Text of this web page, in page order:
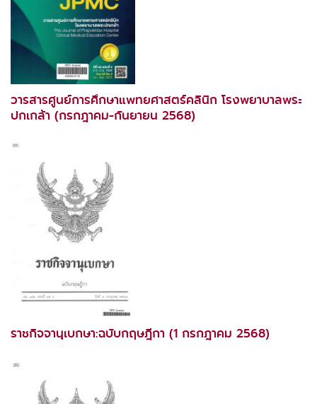
วารสารศูนย์การศึกษาแพทยศาสตร์คลินิก โรงพยาบาลพระ
ปกเกล้า (กรกฎาคม-กันยายน 2568)
ราชกิจจานุเบกษา:ฉบับกฤษฎีกา (1 กรกฎาคม 2568)